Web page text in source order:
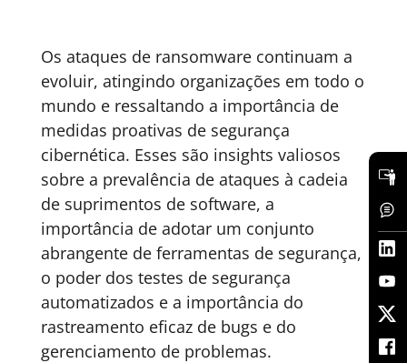
Os ataques de ransomware continuam a
evoluir, atingindo organizações em todo o
mundo e ressaltando a importância de
medidas proativas de segurança
cibernética. Esses são insights valiosos
sobre a prevalência de ataques à cadeia
de suprimentos de software, a
importância de adotar um conjunto
abrangente de ferramentas de segurança,
o poder dos testes de segurança
automatizados e a importância do
rastreamento eficaz de bugs e do
gerenciamento de problemas.